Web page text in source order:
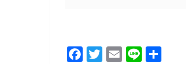
F
T
E
Li